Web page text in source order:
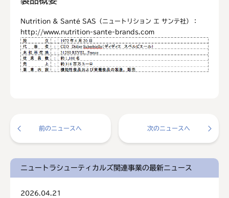
Nutrition & Santé SAS（ニュートリション エ サンテ社）：
http://www.nutrition-sante-brands.com
前のニュースへ 次のニュースへ
ニュートラシューティカルズ関連事業の最新ニュース
2026.04.21